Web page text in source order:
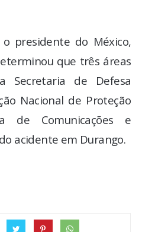
presidente do México,
que três áreas
Secretaria de Defesa
Nacional de Proteção
de Comunicações e
acidente em Durango.